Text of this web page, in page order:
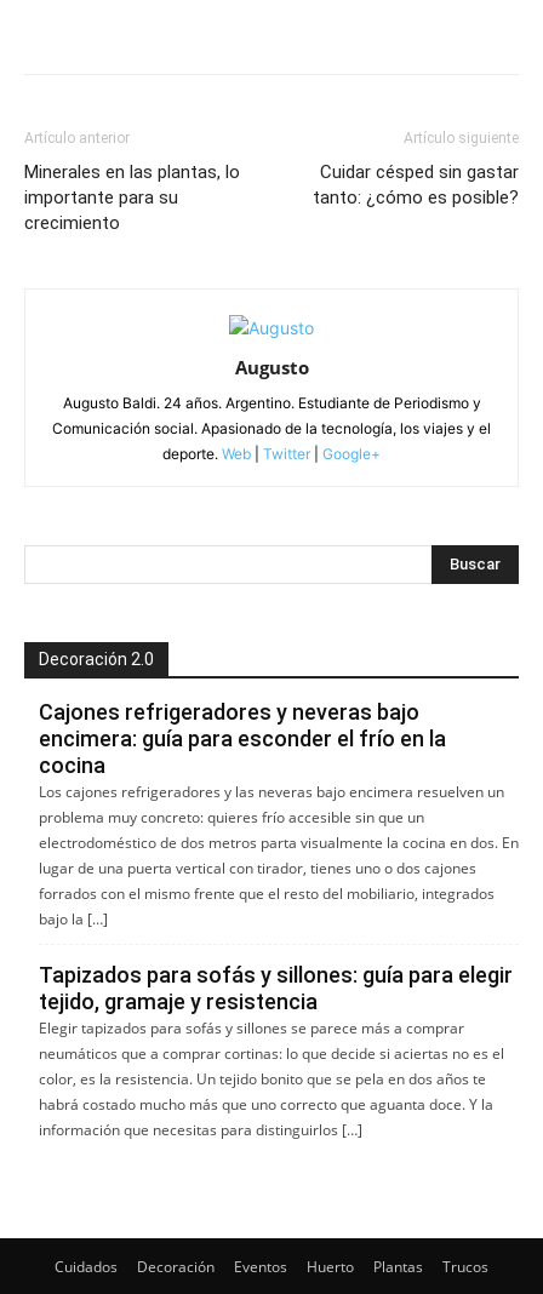
Artículo anterior
Minerales en las plantas, lo
importante para su
crecimiento
Artículo siguiente
Cuidar césped sin gastar
tanto: ¿cómo es posible?
Augusto
Augusto Baldi. 24 años. Argentino. Estudiante de Periodismo y
Comunicación social. Apasionado de la tecnología, los viajes y el
deporte. Web Twitter Google+
Decoración 2.0
Cajones refrigeradores y neveras bajo
encimera: guía para esconder el frío en la
cocina
Los cajones refrigeradores y las neveras bajo encimera resuelven un
problema muy concreto: quieres frío accesible sin que un
electrodoméstico de dos metros parta visualmente la cocina en dos. En
lugar de una puerta vertical con tirador, tienes uno o dos cajones
forrados con el mismo frente que el resto del mobiliario, integrados
bajo la […]
Tapizados para sofás y sillones: guía para elegir
tejido, gramaje y resistencia
Elegir tapizados para sofás y sillones se parece más a comprar
neumáticos que a comprar cortinas: lo que decide si aciertas no es el
color, es la resistencia. Un tejido bonito que se pela en dos años te
habrá costado mucho más que uno correcto que aguanta doce. Y la
información que necesitas para distinguirlos […]
Cuidados Decoración Eventos Huerto Plantas Trucos